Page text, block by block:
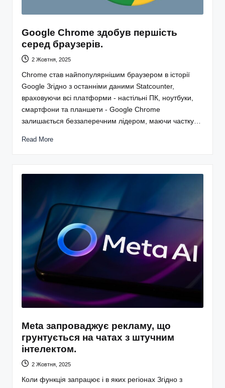
Google Chrome здобув першість
серед браузерів.
2 Жовтня, 2025
Chrome став найпопулярнішим браузером в історії
Google Згідно з останніми даними Statcounter,
враховуючи всі платформи - настільні ПК, ноутбуки,
смартфони та планшети - Google Chrome
залишається беззаперечним лідером, маючи частку…
Read More
Meta запроваджує рекламу, що
грунтується на чатах з штучним
інтелектом.
2 Жовтня, 2025
Коли функція запрацює і в яких регіонах Згідно з